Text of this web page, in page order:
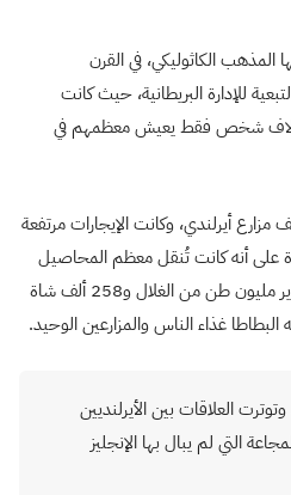
المذهب الكاثوليكي، في القرن
للإدارة البريطانية، حيث كانت
آلاف شخص فقط يعيش معظمهم في
تلك الأراضي تؤجر إلى 600 ألف مزارع أيرلندي، وكانت الإيجارات مرتفعة
على أنه كانت تُنقل معظم المحاصيل
إلى إنجلترا، وفي عام 1845 تم تصدير مليون طن من الغلال و258 ألف شاة
البطاطا غذاء الناس والمزارعين الوحيد.
العلاقات بين الأيرلنديين
التي لم يبال بها الإنجليز